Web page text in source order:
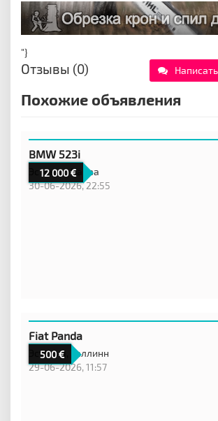
"}
Отзывы (0)
Похожие объявления
12 000
BMW 523i
Эстония,Нарва
30-06-2026, 22:55
500
Fiat Panda
Эстония,
Таллинн
29-06-2026, 11:57